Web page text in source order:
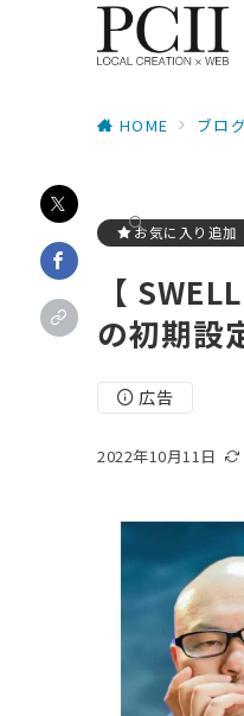
HOME ブロ
お気に入り追加
【
の初期設
広告
2022年10月11日